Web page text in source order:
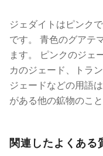
ジェダイトはピンク
です。 青色のグアテ
ます。 ピンクのジェ
カのジェード、トラ
ジェードなどの用語
がある他の鉱物のこと
関連したよくある